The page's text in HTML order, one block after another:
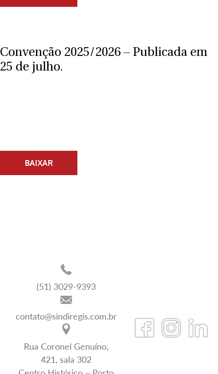
Convenção 2025/2026 – Publicada em
25 de julho.
BAIXAR
(51) 3029-9393
contato@sindiregis.com.br
Rua Coronel Genuíno,
421, sala 302